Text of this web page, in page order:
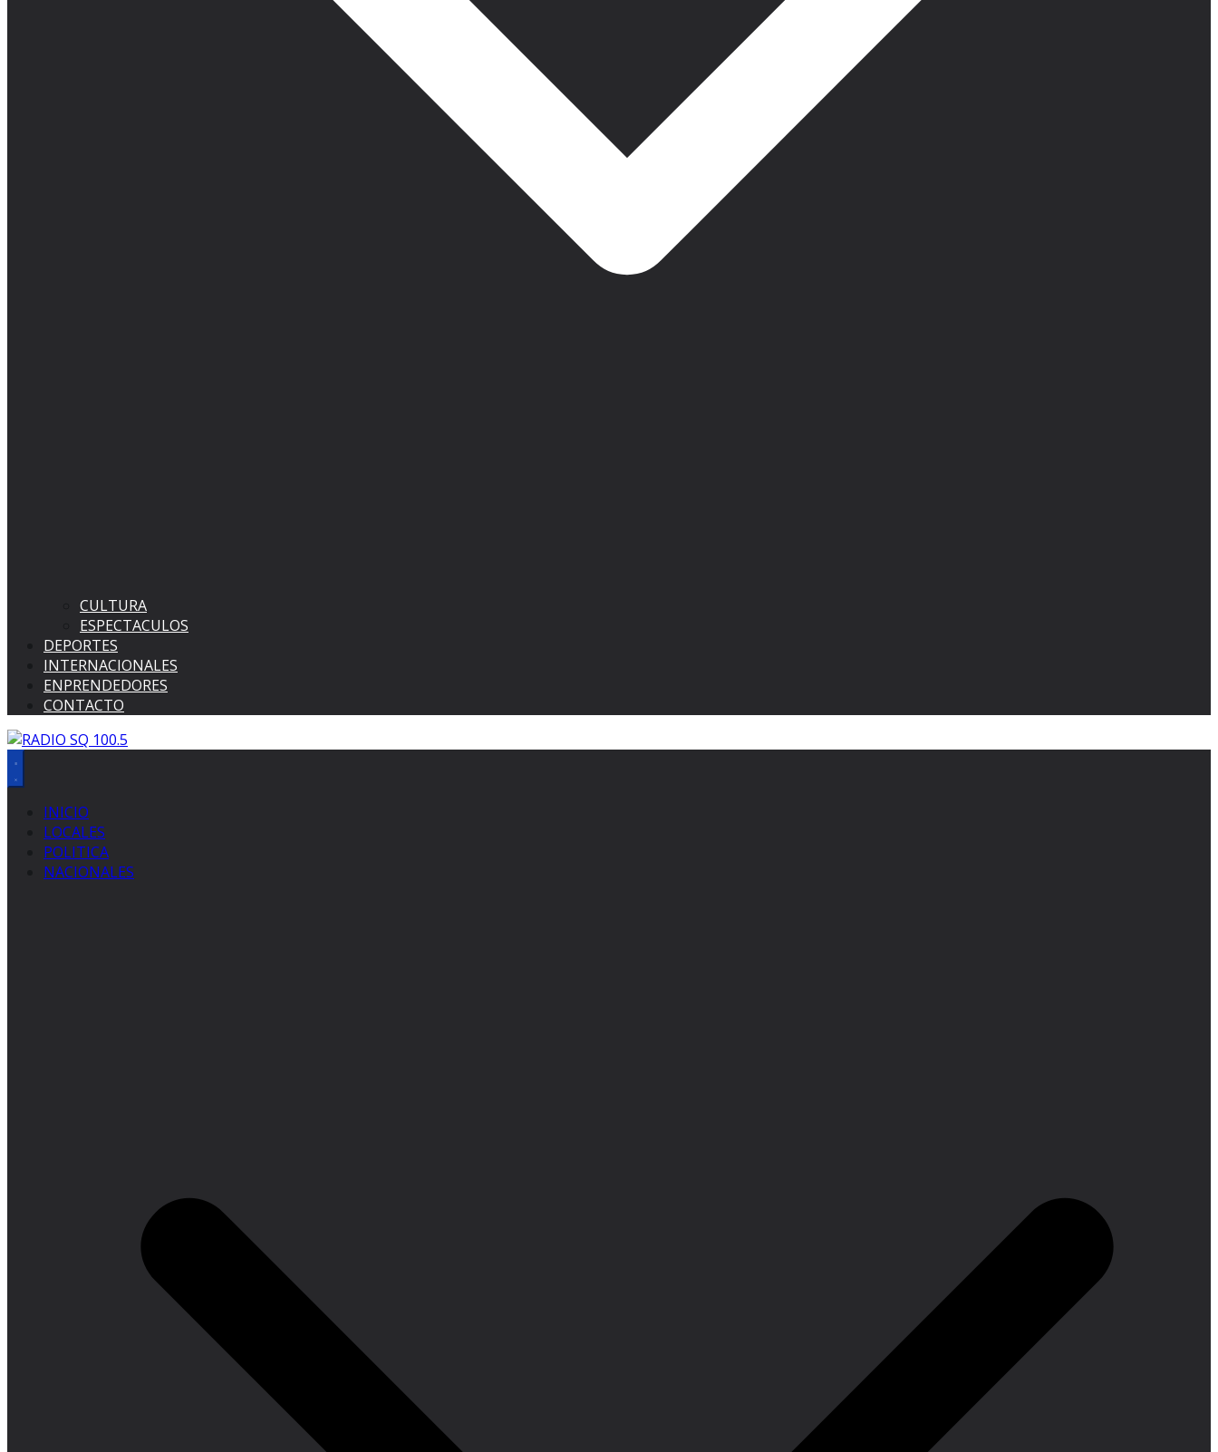
CULTURA
ESPECTACULOS
DEPORTES
INTERNACIONALES
ENPRENDEDORES
CONTACTO
INICIO
LOCALES
POLITICA
NACIONALES